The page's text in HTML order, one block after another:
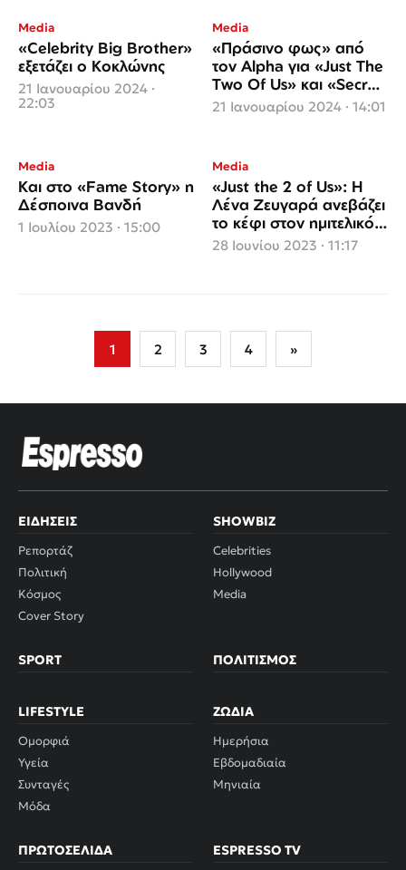
Media
«Celebrity Big Brother»
εξετάζει ο Κοκλώνης
21 Ιανουαρίου 2024 ·
22:03
Media
«Πράσινο φως» από
τον Alpha για «Just The
Two Of Us» και «Secret
Song»
21 Ιανουαρίου 2024 · 14:01
Media
Και στο «Fame Story» η
Δέσποινα Βανδή
1 Ιουλίου 2023 · 15:00
Media
«Just the 2 of Us»: Η
Λένα Ζευγαρά ανεβάζει
το κέφι στον ημιτελικό
του σόου
28 Ιουνίου 2023 · 11:17
Σελιδοποίηση
άρθρων 1 2 3 4 »
ΕΙΔΉΣΕΙΣ
Ρεπορτάζ
Πολιτική
Κόσμος
Cover Story
SHOWBIZ
Celebrities
Hollywood
Media
SPORT ΠΟΛΙΤΙΣΜΌΣ
LIFESTYLE
Ομορφιά
Υγεία
Συνταγές
Μόδα
ΖΏΔΙΑ
Ημερήσια
Εβδομαδιαία
Μηνιαία
ΠΡΩΤΟΣΈΛΙΔΑ ESPRESSO TV